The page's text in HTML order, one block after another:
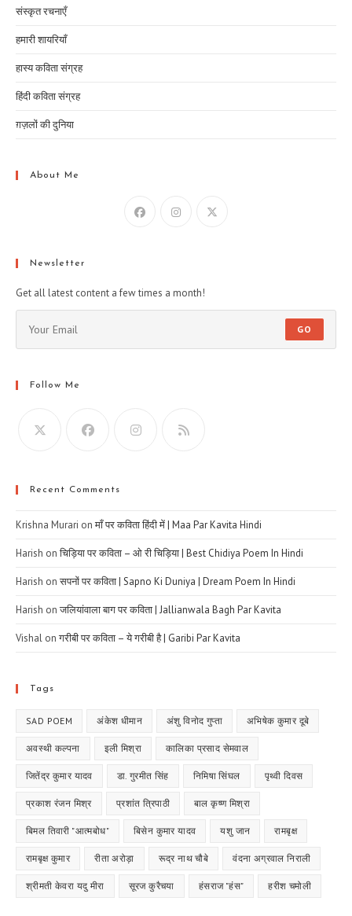
संस्कृत रचनाएँ
हमारी शायरियाँ
हास्य कविता संग्रह
हिंदी कविता संग्रह
ग़ज़लों की दुनिया
About Me
Newsletter
Get all latest content a few times a month!
GO
Follow Me
Recent Comments
Krishna Murari onमाँ पर कविता हिंदी में | Maa Par Kavita Hindi
Harish onचिड़िया पर कविता – ओ री चिड़िया | Best Chidiya Poem In Hindi
Harish onसपनों पर कविता | Sapno Ki Duniya | Dream Poem In Hindi
Harish onजलियांवाला बाग पर कविता | Jallianwala Bagh Par Kavita
Vishal onगरीबी पर कविता – ये गरीबी है | Garibi Par Kavita
Tags
SAD POEM अंकेश धीमान अंशु विनोद गुप्ता अभिषेक कुमार दूबे
अवस्थी कल्पना इली मिश्रा कालिका प्रसाद सेमवाल
जितेंद्र कुमार यादव डा. गुरमीत सिंह निमिषा सिंघल पृथ्वी दिवस
प्रकाश रंजन मिश्र प्रशांत त्रिपाठी बाल कृष्ण मिश्रा
बिमल तिवारी "आत्मबोध" बिसेन कुमार यादव यशु जान रामबृक्ष
रामबृक्ष कुमार रीता अरोड़ा रूद्र नाथ चौबे वंदना अग्रवाल निराली
श्रीमती केवरा यदु मीरा सूरज कुरैचया हंसराज "हंस" हरीश चमोली